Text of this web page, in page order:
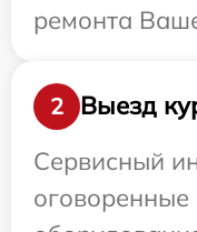
ремонта
2
Выезд
Сервисный
оговоренные